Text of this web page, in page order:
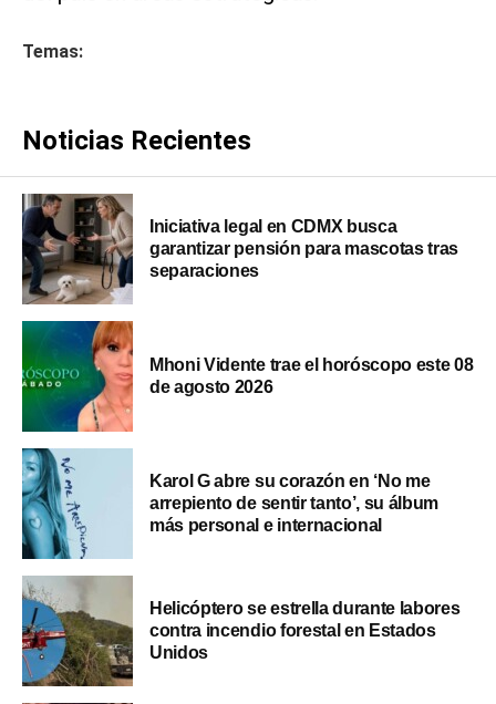
Temas:
Noticias Recientes
Iniciativa legal en CDMX busca
garantizar pensión para mascotas tras
separaciones
Mhoni Vidente trae el horóscopo este 08
de agosto 2026
Karol G abre su corazón en ‘No me
arrepiento de sentir tanto’, su álbum
más personal e internacional
Helicóptero se estrella durante labores
contra incendio forestal en Estados
Unidos